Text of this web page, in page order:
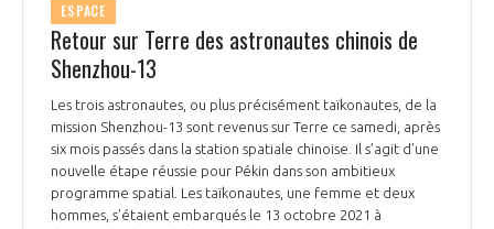
ESPACE
Retour sur Terre des astronautes chinois de
Shenzhou-13
Les trois astronautes, ou plus précisément taïkonautes, de la
mission Shenzhou-13 sont revenus sur Terre ce samedi, après
six mois passés dans la station spatiale chinoise. Il s’agit d’une
nouvelle étape réussie pour Pékin dans son ambitieux
programme spatial. Les taïkonautes, une femme et deux
hommes, s’étaient embarqués le 13 octobre 2021 à